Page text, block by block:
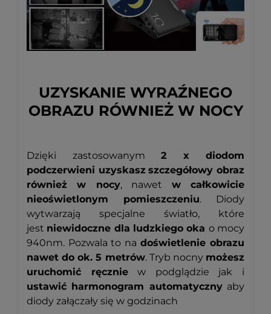
UZYSKANIE WYRAŹNEGO
OBRAZU RÓWNIEŻ W NOCY
Dzięki zastosowanym 2 x diodom
podczerwieni uzyskasz szczegółowy obraz
również w nocy, nawet w całkowicie
nieoświetlonym pomieszczeniu. Diody
wytwarzają specjalne światło, które
jest niewidoczne dla ludzkiego oka o mocy
940nm. Pozwala to na doświetlenie obrazu
nawet do ok. 5 metrów. Tryb nocny możesz
uruchomić ręczniew podglądzie jak i
ustawić harmonogram automatycznyaby
diody załączały się w godzinach